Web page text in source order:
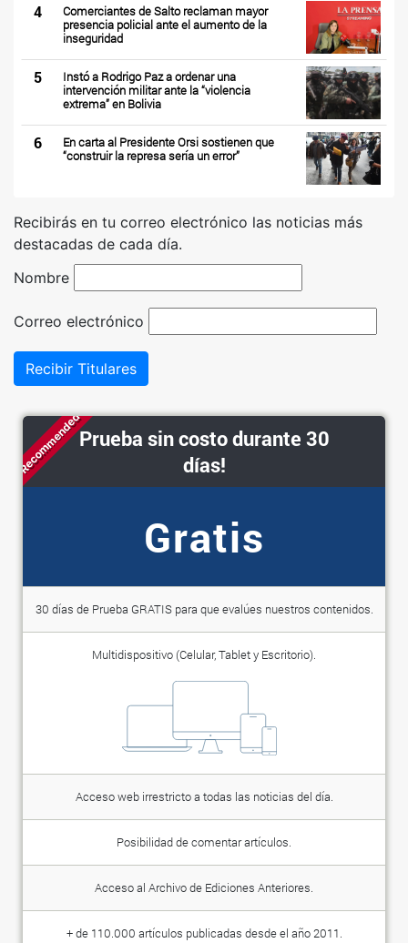
4
Comerciantes de Salto reclaman mayor
presencia policial ante el aumento de la
inseguridad
5
Instó a Rodrigo Paz a ordenar una
intervención militar ante la “violencia
extrema” en Bolivia
6
En carta al Presidente Orsi sostienen que
“construir la represa sería un error”
Recibirás en tu correo electrónico las noticias más
destacadas de cada día.
Nombre
Correo electrónico
Recibir Titulares
RecommendedPrueba sin costo durante 30
días!
Gratis
30 días de Prueba GRATIS para que evalúes nuestros contenidos.
Multidispositivo (Celular, Tablet y Escritorio).
Acceso web irrestricto a todas las noticias del día.
Posibilidad de comentar artículos.
Acceso al Archivo de Ediciones Anteriores.
+ de 110.000 artículos publicadas desde el año 2011.